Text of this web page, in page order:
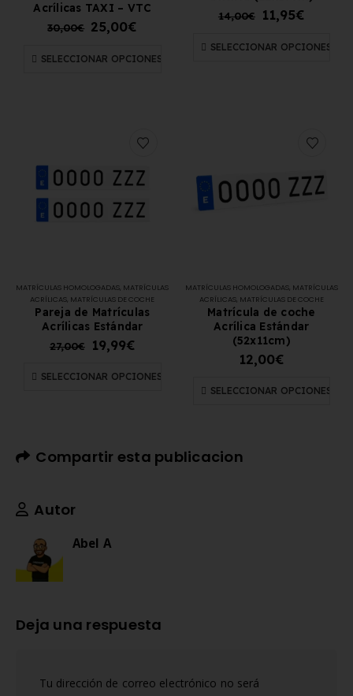
Acrílicas TAXI – VTC
30,00€ 25,00€
SELECCIONAR OPCIONES
14,00€ 11,95€
SELECCIONAR OPCIONES
MATRÍCULAS HOMOLOGADAS, MATRÍCULAS
ACRÍLICAS, MATRÍCULAS DE COCHE
Pareja de Matrículas
Acrílicas Estándar
27,00€ 19,99€
SELECCIONAR OPCIONES
MATRÍCULAS HOMOLOGADAS, MATRÍCULAS
ACRÍLICAS, MATRÍCULAS DE COCHE
Matrícula de coche
Acrílica Estándar
(52x11cm)
12,00€
SELECCIONAR OPCIONES
Compartir esta publicacion
Autor
Abel A
Deja una respuesta
Tu dirección de correo electrónico no será